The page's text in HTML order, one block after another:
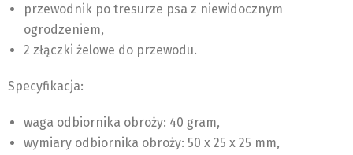
przewodnik po tresurze psa z niewidocznym
ogrodzeniem,
2 złączki żelowe do przewodu.
Specyfikacja:
waga odbiornika obroży: 40 gram,
wymiary odbiornika obroży: 50 x 25 x 25 mm,